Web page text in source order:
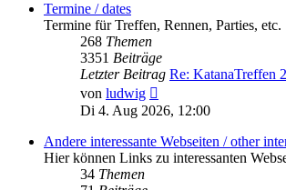
Termine / dates
Termine für Treffen, Rennen, Parties, etc.
268 Themen
3351 Beiträge
Letzter Beitrag Re: KatanaTreffen
von ludwig
Beitrag
Di 4. Aug 2026, 12:00
Andere interessante Webseiten / other
Hier können Links zu interessanten
34 Themen